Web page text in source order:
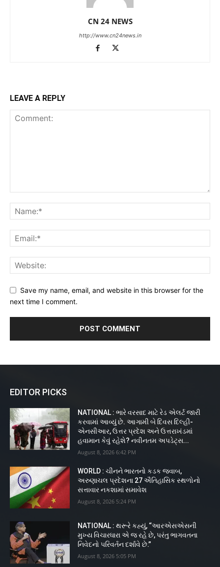
CN 24 NEWS
http://www.cn24news.in
LEAVE A REPLY
Save my name, email, and website in this browser for the
next time I comment.
EDITOR PICKS
NATIONAL : ભારે વરસાદ માટે રેડ એલર્ટ જારી
કરવામાં આવ્યું છે. આગામી બે દિવસ દિલ્હી-
એનસીઆર, ઉત્તર પ્રદેશ અને ઉત્તરાખંડમાં
હવામાન કેવું રહેશે? નવીનતમ અપડેટ્સ...
August 8, 2026 6:42 PM
WORLD : ચીનને ભારતનો કડક જવાબ,
અરુણાચલ પ્રદેશના 27 ઐતિહાસિક સ્થળોનો
સત્તાવાર નકશામાં સમાવેશ
August 8, 2026 5:24 PM
NATIONAL : થરૂરે કહ્યું, “આરએસએસની
મુખ્ય વિચારધારા એ જ રહે છે, પરંતુ ભાગવતના
નિવેદનો પરિવર્તન દર્શાવે છે.”
August 8, 2026 5:05 PM